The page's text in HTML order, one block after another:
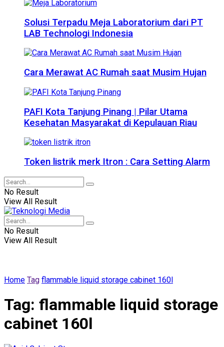
Solusi Terpadu Meja Laboratorium dari PT
LAB Technologi Indonesia
Cara Merawat AC Rumah saat Musim Hujan
PAFI Kota Tanjung Pinang | Pilar Utama
Kesehatan Masyarakat di Kepulauan Riau
Token listrik merk Itron : Cara Setting Alarm
No Result
View All Result
No Result
View All Result
Home Tag flammable liquid storage cabinet 160l
Tag: flammable liquid storage
cabinet 160l